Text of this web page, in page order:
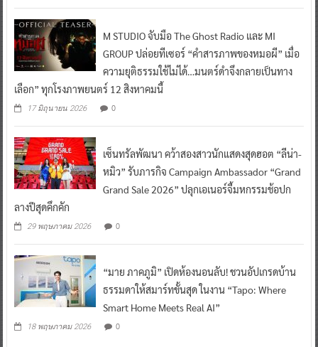
M STUDIO จับมือ The Ghost Radio และ MI
GROUP ปล่อยทีเซอร์ “คำสารภาพของหมอผี” เมื่อ
ความยุติธรรมใช้ไม่ได้…มนตร์ดำจึงกลายเป็นทาง
เลือก” ทุกโรงภาพยนตร์ 12 สิงหาคมนี้
17 มิถุนายน 2026 0
เซ็นทรัลพัฒนา คว้าสองสาวนักแสดงสุดฮอต “ลีน่า-
หมิว” รับภารกิจ Campaign Ambassador “Grand
Grand Sale 2026” ปลุกเอเนอร์จี้มหกรรมช้อปก
ลางปีสุดคึกคัก
29 พฤษภาคม 2026 0
“มาย ภาคภูมิ” เปิดห้องนอนลับ! ชวนอัปเกรดบ้าน
ธรรมดาให้สมาร์ทขั้นสุด ในงาน “Tapo: Where
Smart Home Meets Real AI”
18 พฤษภาคม 2026 0